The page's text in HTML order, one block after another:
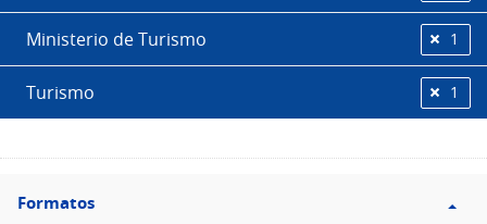
Ministerio de Turismo 1
Turismo 1
Filtro
Formatos